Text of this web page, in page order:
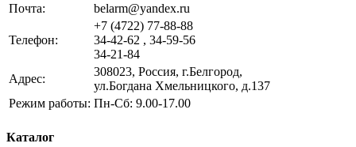
Почта:
belarm@yandex.ru
Телефон:
+7 (4722) 77-88-88
34-42-62 , 34-59-56
34-21-84
Адрес:
308023, Россия, г.Белгород,
ул.Богдана Хмельницкого, д.137
Режим работы: Пн-Сб: 9.00-17.00
Каталог